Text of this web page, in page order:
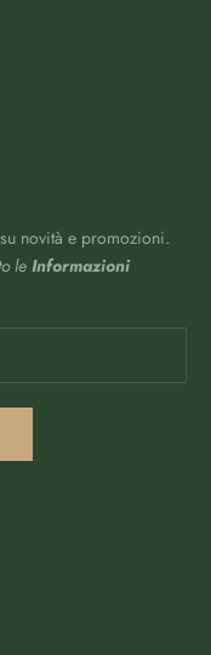
novità e promozioni.
le Informazioni